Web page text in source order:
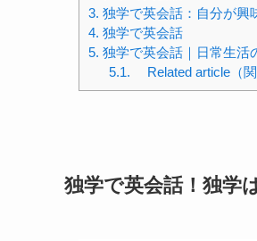
3. 独学で英会話：自分が興
4. 独学で英会話
5. 独学で英会話｜日常生活
5.1. Related article（関
独学で英会話！独学